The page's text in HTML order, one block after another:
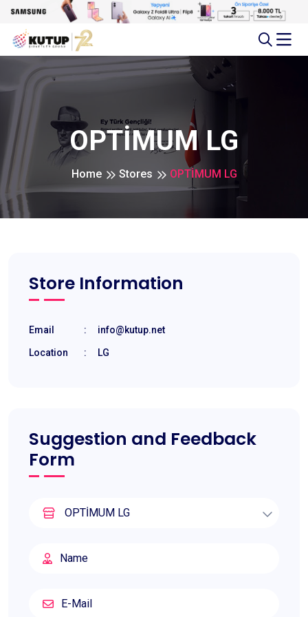
OPTİMUM LG
Home Stores OPTİMUM LG
Store Information
Email : info@kutup.net
Location : LG
Suggestion and Feedback
Form